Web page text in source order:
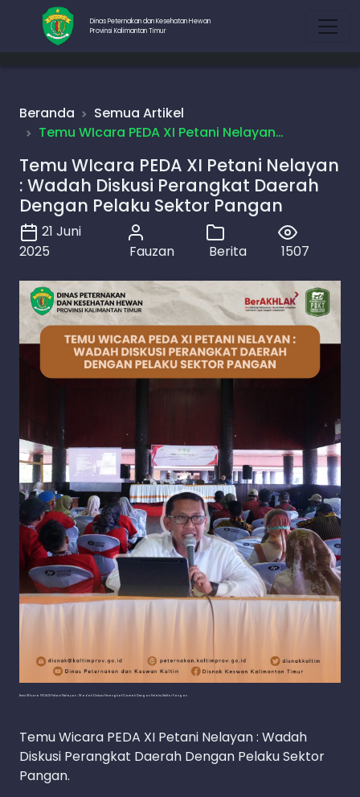
Dinas Peternakan dan Kesehatan Hewan
Provinsi Kalimantan Timur
Beranda
Semua Artikel
Temu WIcara PEDA XI Petani Nelayan…
Temu WIcara PEDA XI Petani Nelayan
: Wadah Diskusi Perangkat Daerah
Dengan Pelaku Sektor Pangan
21 Juni
2025
Fauzan Berita 1507
Temu WIcara PEDA XI Petani Nelayan : Wadah Diskusi Perangkat Daerah Dengan Pelaku Sektor Pangan
Temu Wicara PEDA XI Petani Nelayan : Wadah
Diskusi Perangkat Daerah Dengan Pelaku Sektor
Pangan.